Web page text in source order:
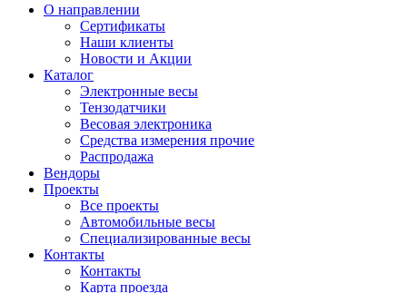
О направлении
Сертификаты
Наши клиенты
Новости и Акции
Каталог
Электронные весы
Тензодатчики
Весовая электроника
Средства измерения прочие
Распродажа
Вендоры
Проекты
Все проекты
Автомобильные весы
Специализированные весы
Контакты
Контакты
Карта проезда